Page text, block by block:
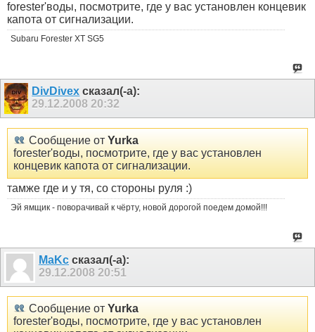
forester'воды, посмотрите, где у вас установлен концевик
капота от сигнализации.
Subaru Forester XT SG5
DivDivex сказал(-а):
29.12.200820:32
Сообщение от Yurka
forester'воды, посмотрите, где у вас установлен
концевик капота от сигнализации.
тамже где и у тя, со стороны руля :)
Эй ямщик - поворачивай к чёрту, новой дорогой поедем домой!!!
MaKc сказал(-а):
29.12.2008 20:51
Сообщение от Yurka
forester'воды, посмотрите, где у вас установлен